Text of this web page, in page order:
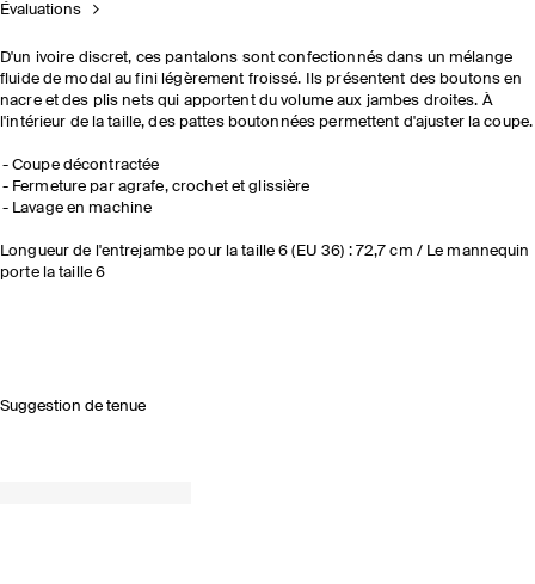
Évaluations
D'un ivoire discret, ces pantalons sont confectionnés dans un mélange
fluide de modal au fini légèrement froissé. Ils présentent des boutons en
nacre et des plis nets qui apportent du volume aux jambes droites. À
l'intérieur de la taille, des pattes boutonnées permettent d'ajuster la coupe.
Coupe décontractée
Fermeture par agrafe, crochet et glissière
Lavage en machine
Longueur de l'entrejambe pour la taille 6 (EU 36) : 72,7 cm / Le mannequin
porte la taille 6
Suggestion de tenue